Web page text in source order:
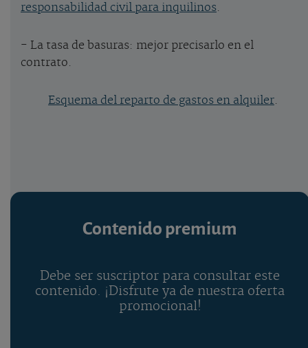
responsabilidad civil para inquilinos.
- La tasa de basuras: mejor precisarlo en el
contrato.
Esquema del reparto de gastos en alquiler.
Contenido premium
Debe ser suscriptor para consultar este
contenido. ¡Disfrute ya de nuestra oferta
promocional!